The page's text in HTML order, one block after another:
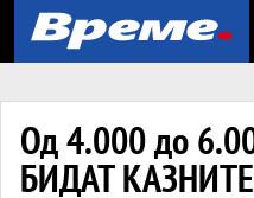
Од 4.000 до
БИДАТ КАЗНИТЕ